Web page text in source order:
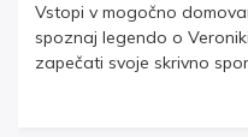
Vstopi v mogočno
spoznaj legendo o
zapečati svoje skrivno